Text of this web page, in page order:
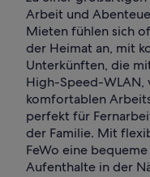
Arbeit und
Mieten fühlen sich
der Heimat an, mit
Unterkünften, die
High-Speed-WLAN,
komfortablen
perfekt für
der Familie. Mit
FeWo eine
Aufenthalte in der